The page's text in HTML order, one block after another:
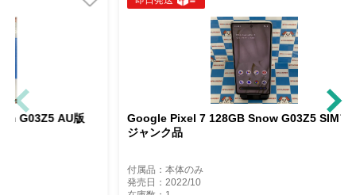
Pixel 7 128GB Obsidian G03Z5 AU版
Google Pixel 7